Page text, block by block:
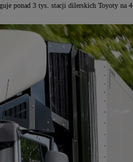
3 tys. stacji dilerskich Toyoty na